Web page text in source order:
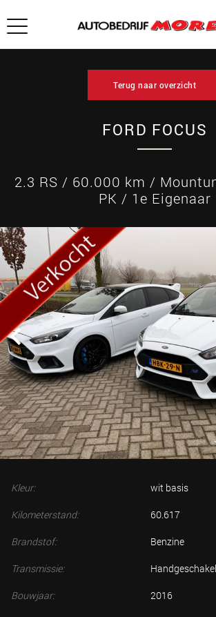
Terug naar overzicht
FORD FOCUS
2.3 RS / 60.000 km /
PK / 1e Eigenaar
Kleur: wit basis
Kilometerstand: 60.617
Brandstof: Benzine
Transmissie:
Bouwjaar: 2016